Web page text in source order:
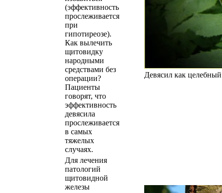
(эффективность
прослеживается
при
гипотиреозе).
Как вылечить
щитовидку
народными
средствами без
операции?
Пациенты
говорят, что
эффективность
девясила
прослеживается
в самых
тяжелых
случаях.
Девясил как
Для лечения
патологий
щитовидной
железы